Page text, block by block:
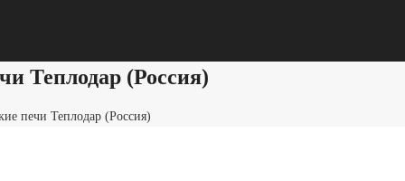
Теплодар (Россия)
печи Теплодар (Россия)